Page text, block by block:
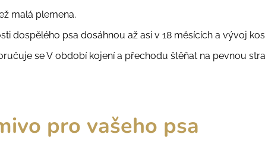
malá plemena.
dospělého psa dosáhnou až asi v 18 měsících a vývoj
se V období kojení a přechodu štěňat na pevnou
pro vašeho psa